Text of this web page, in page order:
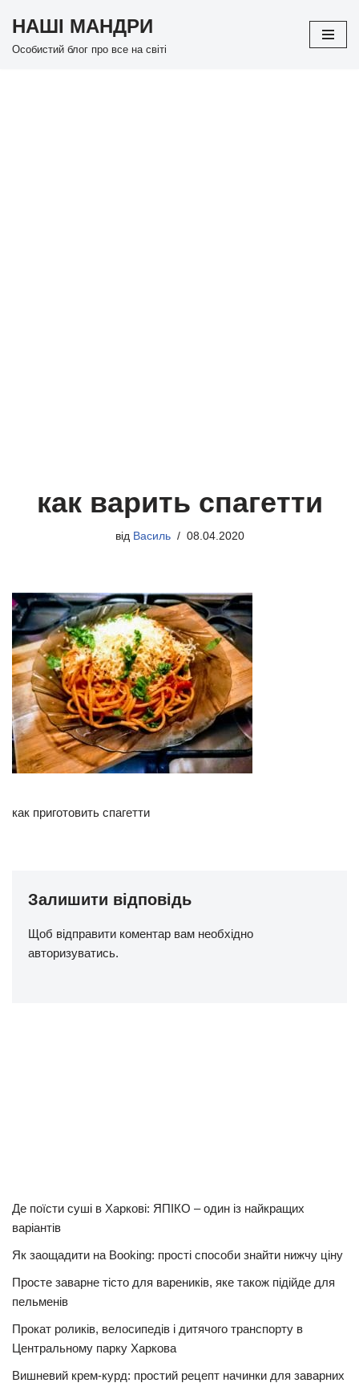
Перейти
НАШІ МАНДРИ
Особистий блог про все на світі
как варить спагетти
від Василь 08.04.2020
как приготовить спагетти
Залишити відповідь
Щоб відправити коментар вам необхідно
авторизуватись.
Де поїсти суші в Харкові: ЯПІКО – один із найкращих
варіантів
Як заощадити на Booking: прості способи знайти нижчу ціну
Просте заварне тісто для вареників, яке також підійде для
пельменів
Прокат роликів, велосипедів і дитячого транспорту в
Центральному парку Харкова
Вишневий крем-курд: простий рецепт начинки для заварних